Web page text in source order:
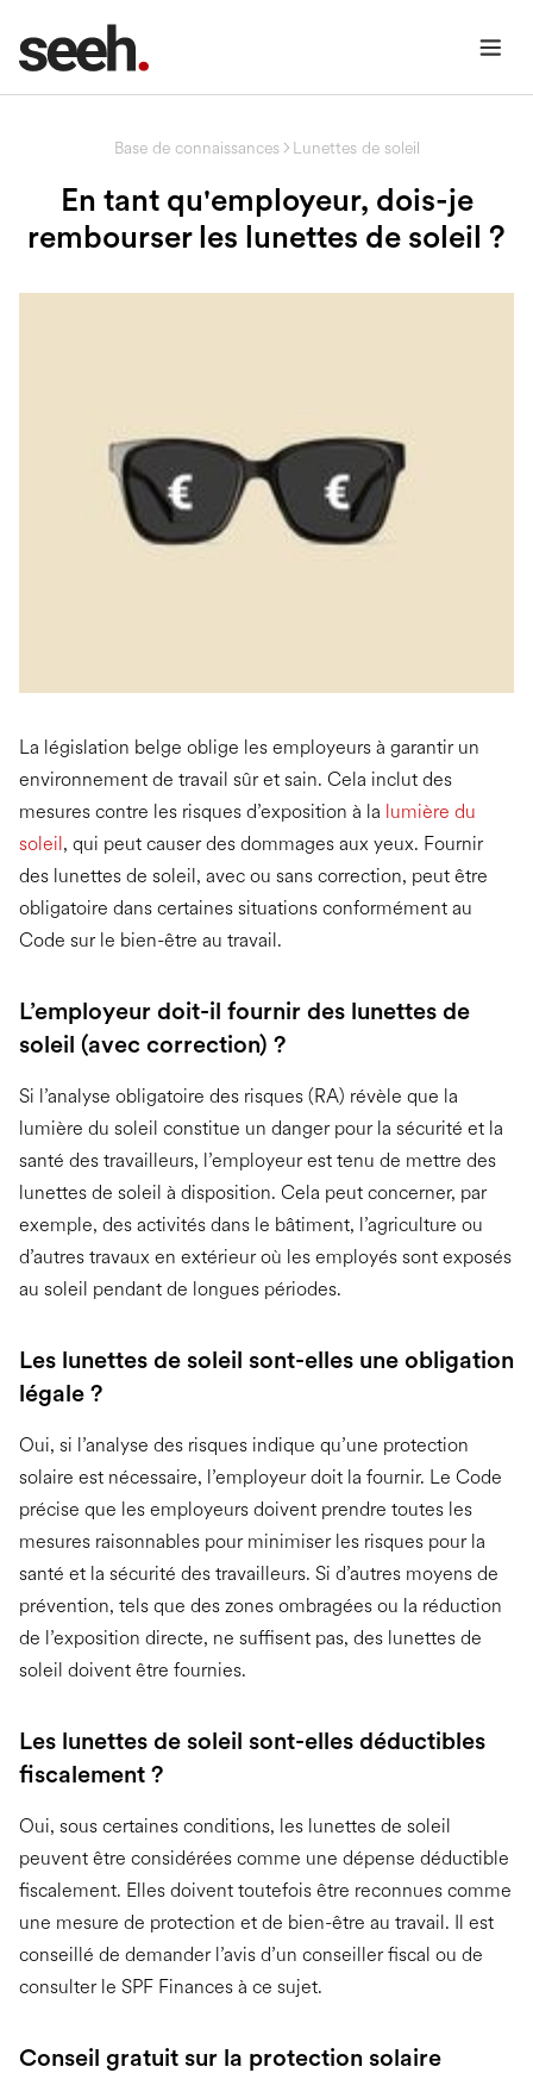
Base de connaissances Lunettes de soleil
En tant qu'employeur, dois-je
rembourser les lunettes de soleil ?
La législation belge oblige les employeurs à garantir un
environnement de travail sûr et sain. Cela inclut des
mesures contre les risques d’exposition à la lumière du
soleil, qui peut causer des dommages aux yeux. Fournir
des lunettes de soleil, avec ou sans correction, peut être
obligatoire dans certaines situations conformément au
Code sur le bien-être au travail.
L’employeur doit-il fournir des lunettes de
soleil (avec correction) ?
Si l’analyse obligatoire des risques (RA) révèle que la
lumière du soleil constitue un danger pour la sécurité et la
santé des travailleurs, l’employeur est tenu de mettre des
lunettes de soleil à disposition. Cela peut concerner, par
exemple, des activités dans le bâtiment, l’agriculture ou
d’autres travaux en extérieur où les employés sont exposés
au soleil pendant de longues périodes.
Les lunettes de soleil sont-elles une obligation
légale ?
Oui, si l’analyse des risques indique qu’une protection
solaire est nécessaire, l’employeur doit la fournir. Le Code
précise que les employeurs doivent prendre toutes les
mesures raisonnables pour minimiser les risques pour la
santé et la sécurité des travailleurs. Si d’autres moyens de
prévention, tels que des zones ombragées ou la réduction
de l’exposition directe, ne suffisent pas, des lunettes de
soleil doivent être fournies.
Les lunettes de soleil sont-elles déductibles
fiscalement ?
Oui, sous certaines conditions, les lunettes de soleil
peuvent être considérées comme une dépense déductible
fiscalement. Elles doivent toutefois être reconnues comme
une mesure de protection et de bien-être au travail. Il est
conseillé de demander l’avis d’un conseiller fiscal ou de
consulter le SPF Finances à ce sujet.
Conseil gratuit sur la protection solaire